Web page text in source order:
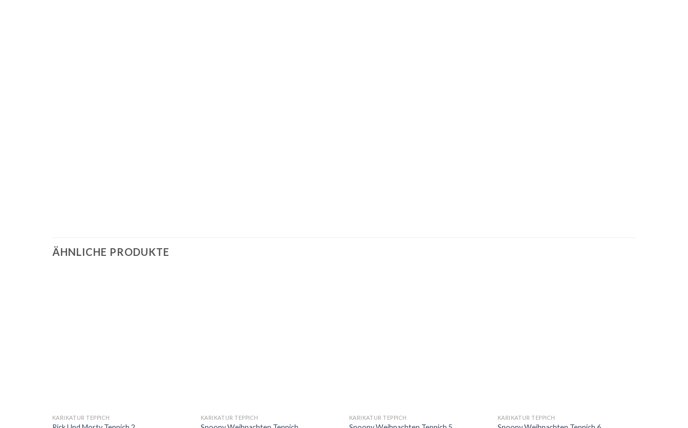
ÄHNLICHE PRODUKTE
KARIKATUR TEPPICH KARIKATUR TEPPICH KARIKATUR TEPPICH KARIKATUR TEPPICH